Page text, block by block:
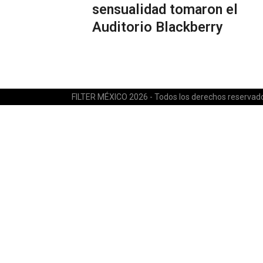
sensualidad tomaron el
Auditorio Blackberry
FILTER MÉXICO 2026 - Todos los derechos